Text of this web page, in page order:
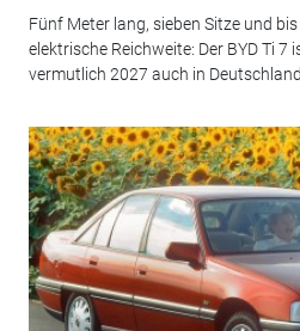
Fünf Meter lang, sieben Sitze und
elektrische Reichweite: Der BYD Ti 7
vermutlich 2027 auch in